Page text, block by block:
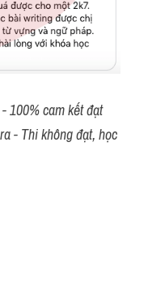
100% cam kết đạt
- Thi không đạt, học